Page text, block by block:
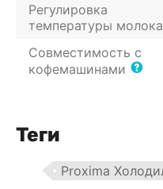
Регулировка
температуры молока
Совместимость с
кофемашинами
Теги
Proxima